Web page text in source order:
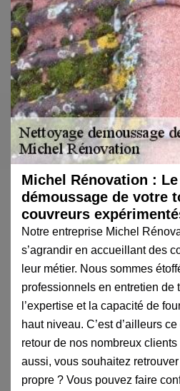
Michel Rénovation :
démoussage de votre
couvreurs
Notre entreprise Michel
s’agrandir en accueillant des
leur métier. Nous sommes
professionnels en entretien de
l’expertise et la capacité de
haut niveau. C’est d’ailleurs
retour de nos nombreux
aussi, vous souhaitez
propre ? Vous pouvez faire